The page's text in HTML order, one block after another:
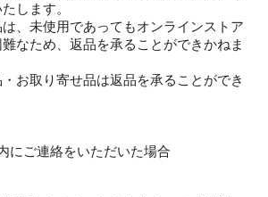
します。
、未使用であってもオンラインストア
なため、返品を承ることができかねま
お取り寄せ品は返品を承ることができ
にご連絡をいただいた場合